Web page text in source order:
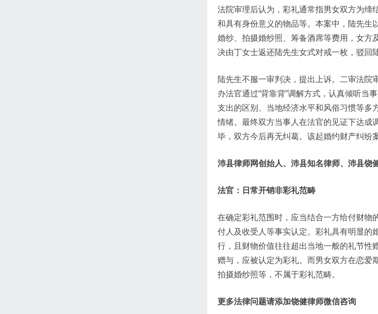
法院审理后认为，彩礼通常指男女双方为缔
和具有身份意义的物品等。本案中，陆先生
婚纱、拍摄婚纱照、筹备酒席等费用，女方
决由丁女士返还陆先生女式对戒一枚，驳回
陆先生不服一审判决，提出上诉。二审法院
办法官通过“背靠背”调解方式，认真倾听当
支出的区别、当地经济水平和风俗习惯等多
情绪。最终双方当事人在法官的见证下达成
毕，双方今后再无纠葛。该起婚约财产纠纷
沛县律师网创始人、沛县知名律师、沛县饶
法官：日常开销非彩礼范畴
在确定彩礼范围时，应当结合一方给付财物
付人及收受人等事实认定。彩礼具有明显的
行，且财物价值往往超出当地一般的礼节性
赠与，应被认定为彩礼。而男女双方在恋爱
拍摄婚纱照等，不属于彩礼范畴。
更多法律问题请添加饶健律师微信咨询